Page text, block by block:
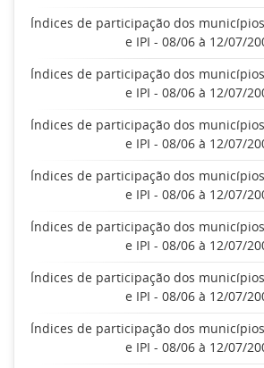
Índices de participação dos
e IPI - 08/06 à 12/07/
Índices de participação dos
e IPI - 08/06 à 12/07/
Índices de participação dos
e IPI - 08/06 à 12/07/
Índices de participação dos
e IPI - 08/06 à 12/07/
Índices de participação dos
e IPI - 08/06 à 12/07/
Índices de participação dos
e IPI - 08/06 à 12/07/
Índices de participação dos
e IPI - 08/06 à 12/07/